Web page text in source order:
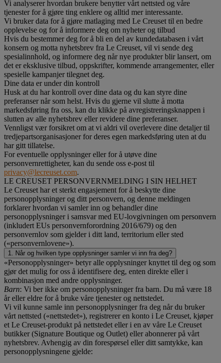
Vi analyserer hvordan brukere benytter vårt nettsted og våre
tjenester for å gjøre ting enklere og alltid mer interessante.
Vi bruker data for å gjøre matlaging med Le Creuset til en bedre
opplevelse og for å informere deg om nyheter og tilbud
Hvis du bestemmer deg for å bli en del av kundedatabasen i vårt
konsern og motta nyhetsbrev fra Le Creuset, vil vi sende deg
spesialinnhold, og informere deg når nye produkter blir lansert, om
det er eksklusive tilbud, oppskrifter, kommende arrangementer, eller
spesielle kampanjer tilegnet deg.
Dine data er under din kontroll
Husk at du har kontroll over dine data og du kan styre dine
preferanser når som helst. Hvis du gjerne vil slutte å motta
markedsføring fra oss, kan du klikke på avregistreringsknappen i
slutten av alle nyhetsbrev eller revidere dine preferanser.
Vennligst vær forsikret om at vi aldri vil overlevere dine detaljer til
tredjepartsorganisasjoner for deres egen markedsføring uten at du
har gitt tillatelse.
For eventuelle opplysninger eller for å utøve dine
personvernrettigheter, kan du sende oss e-post til
privacy@lecreuset.com.
LE CREUSET PERSONVERNMELDING I SIN HELHET
Le Creuset har et sterkt engasjement for å beskytte dine
personopplysninger og ditt personvern, og denne meldingen
forklarer hvordan vi samler inn og behandler dine
personopplysninger i samsvar med EU-lovgivningen om personvern
(inkludert EUs personvernforordning 2016/679) og den
personvernlov som gjelder i ditt land, territorium eller sted
(«personvernlovene»).
1. Når og hvilken type opplysninger samler vi inn fra deg?
«Personopplysninger» betyr alle opplysninger knyttet til deg og som
gjør det mulig for oss å identifisere deg, enten direkte eller i
kombinasjon med andre opplysninger.
Barn: Vi ber ikke om personopplysninger fra barn. Du må være 18
år eller eldre for å bruke våre tjenester og nettstedet.
Vi vil kunne samle inn personopplysninger fra deg når du bruker
vårt nettsted («nettstedet»), registrerer en konto i Le Creuset, kjøper
et Le Creuset-produkt på nettstedet eller i en av våre Le Creuset
butikker (Signature Boutique og Outlet) eller abonnerer på vårt
nyhetsbrev. Avhengig av din forespørsel eller ditt samtykke, kan
personopplysningene gjelde: